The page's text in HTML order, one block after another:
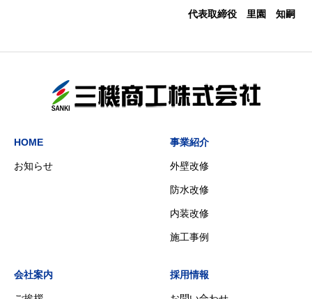
代表取締役 里園 知嗣
HOME
お知らせ
事業紹介
外壁改修
防水改修
内装改修
施工事例
会社案内 採用情報